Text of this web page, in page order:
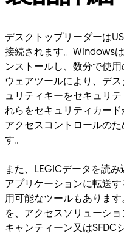
デスクトップリーダーは
接続されます。Windows
ンストールし、数分で使
ウェアツールにより、デ
ュリティキーをセキュリ
れらをセキュリティカー
アクセスコントロールの
す。
また、LEGICデータを読
アプリケーションに転送
用可能なツールもありま
を、アクセスソリューシ
キャンティーン又はSFDC